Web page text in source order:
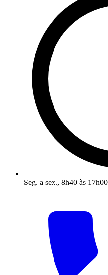
Seg. a sex., 8h40 às 17h00